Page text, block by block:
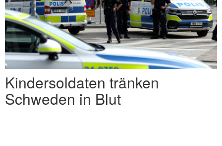
Kindersoldaten tränken
Schweden in Blut